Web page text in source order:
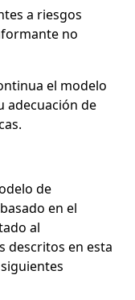
a riesgos
no
el modelo
adecuación de
de
en el
al
descritos en esta